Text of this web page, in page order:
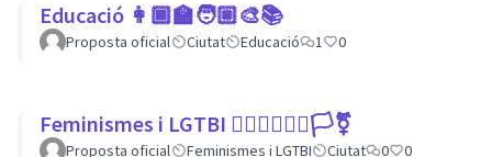
Educació 👩🏾‍🏫🧑🏼‍🎨📚
Proposta oficial Ciutat Educació 1 0
Feminismes i LGTBI 💁🏽‍♀👩‍❤️‍👩🏳️‍⚧️
Proposta oficial Feminismes i LGTBI Ciutat 0 0